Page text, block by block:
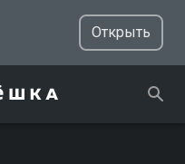
Открыть